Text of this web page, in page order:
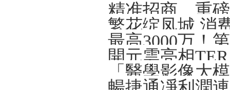
精准招商、重
繁花绽凤城 消
開元雲亮相